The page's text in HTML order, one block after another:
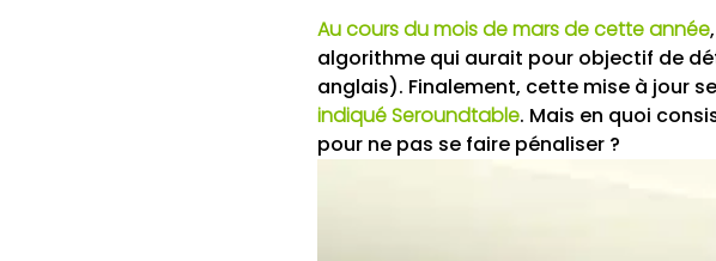
Au cours du mois de mars de cette année
algorithme qui aurait pour objectif de
anglais). Finalement, cette mise à jour
indiqué Seroundtable. Mais en quoi
pour ne pas se faire pénaliser ?